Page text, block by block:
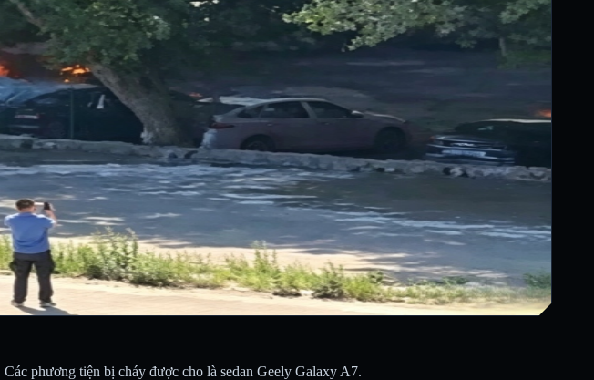
phương tiện bị cháy được cho là sedan Geely Galaxy A7.